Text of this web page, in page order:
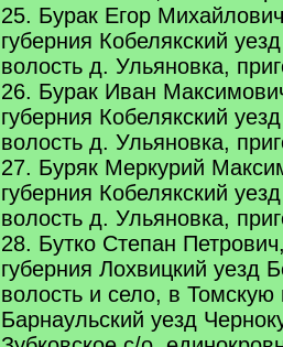
25. Бурак Егор
губерния Кобелякский
волость д. Ульяновка,
26. Бурак Иван
губерния Кобелякский
волость д. Ульяновка,
27. Буряк Меркурий
губерния Кобелякский
волость д. Ульяновка,
28. Бутко Степан
губерния Лохвицкий уезд
волость и село, в Томскую
Барнаульский уезд